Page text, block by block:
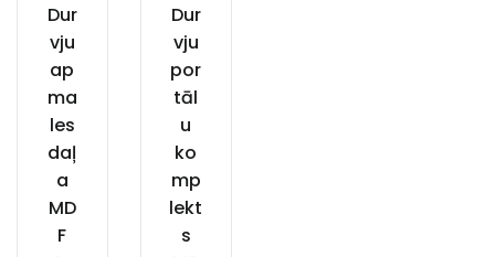
Dur
vju
ap
ma
les
daļ
a
MD
F
Dur
vju
por
tāl
u
ko
mp
lekt
s